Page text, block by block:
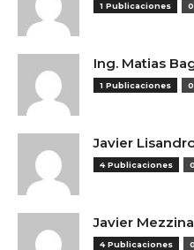
1 Publicaciones
Ing. Matias
1 Publicaciones
Javier
4 Publicaciones
Javier Mezzina
4 Publicaciones